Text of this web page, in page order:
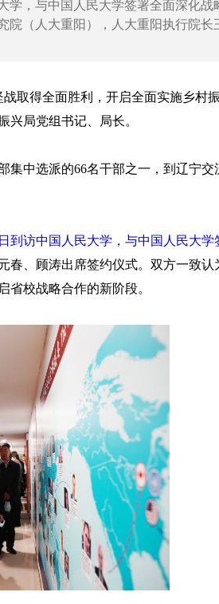
学，与中国人民大学签署全面深化战
院（人大重阳），人大重阳执行院长
取得全面胜利，开启全面实施乡村
兴局党组书记、局长。
集中选派的66名干部之一，到辽宁交
到访中国人民大学，与中国人民大
春、顾涛出席签约仪式。双方一致认
校战略合作的新阶段。